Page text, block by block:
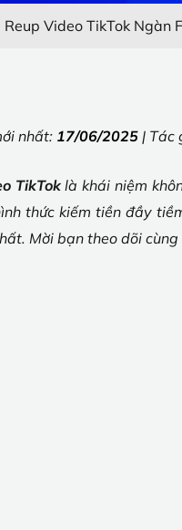
Reup Video TikTok
nhất: 17/06/2025 | Tác
TikToklà khái niệm
thức kiếm tiền đầy
Mời bạn theo dõi